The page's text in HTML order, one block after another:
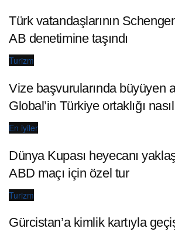
Türk vatandaşlarının
AB denetimine taşındı
Turizm
Vize başvurularında büyüyen
Global’in Türkiye ortaklığı
En iyiler
Dünya Kupası heyecanı
ABD maçı için özel tur
Turizm
Gürcistan’a kimlik kartıyla